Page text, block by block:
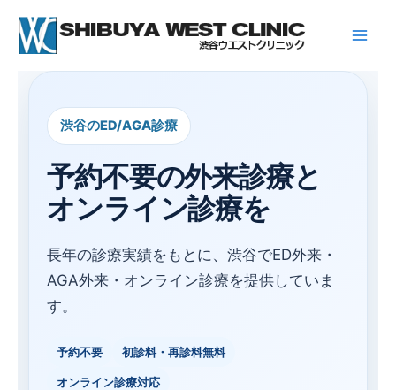
渋谷のED/AGA診療
予約不要の外来診療と
オンライン診療を
長年の診療実績をもとに、渋谷でED外来・
AGA外来・オンライン診療を提供していま
す。
予約不要 初診料・再診料無料
オンライン診療対応